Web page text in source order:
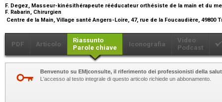
F. Degez, Masseur-kinésithérapeute rééducateur orthésiste de la main et du
F. Rabarin, Chirurgien
Centre de la Main, Village santé Angers-Loire, 47, rue de la Foucaudière, 49800
PDF Articolo
Riassunto
Parole chiave
Iconografia
Video
Podcast
Benvenuto su EM|consulte, il riferimento dei professionisti della
L'accesso al testo integrale di questo articolo richiede un abbonamento.